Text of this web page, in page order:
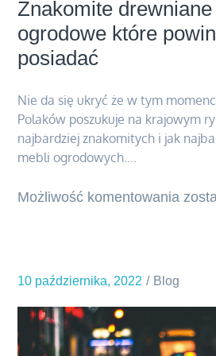
Znakomite
ogrodowe które
posiadać
Nie da się ukryć że w tym
Polaków poszukuje na krajowym
najbardziej znakomitych i jak
mebli ogrodowych….
Możliwość komentowania
10 października, 2022 Blog